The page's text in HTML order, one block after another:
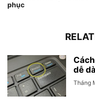
phục
dễ
Tháng